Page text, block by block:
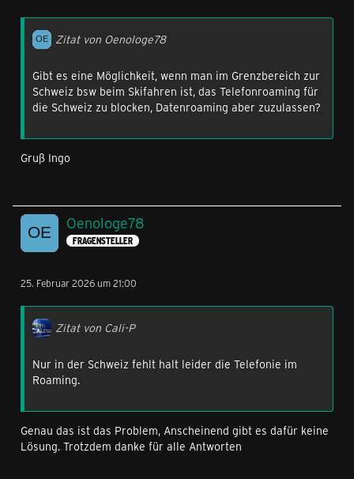
Zitat von Oenologe78
Gibt es eine Möglichkeit, wenn man im Grenzbereich zur
Schweiz bsw beim Skifahren ist, das Telefonroaming für
die Schweiz zu blocken, Datenroaming aber zuzulassen?
Gruß Ingo
Oenologe78
FRAGENSTELLER
25. Februar 2026 um 21:00
Zitat von Cali-P
Nur in der Schweiz fehlt halt leider die Telefonie im
Roaming.
Genau das ist das Problem, Anscheinend gibt es dafür keine
Lösung. Trotzdem danke für alle Antworten